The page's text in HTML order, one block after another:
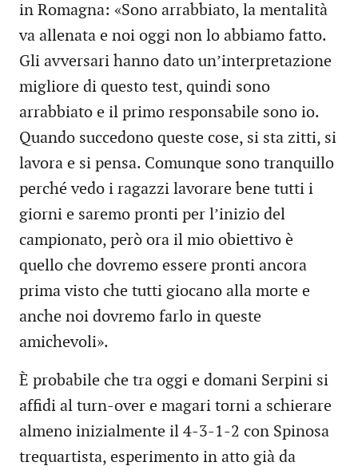
in Romagna: «Sono arrabbiato, la mentalità
va allenata e noi oggi non lo abbiamo fatto.
Gli avversari hanno dato un’interpretazione
migliore di questo test, quindi sono
arrabbiato e il primo responsabile sono io.
Quando succedono queste cose, si sta zitti, si
lavora e si pensa. Comunque sono tranquillo
perché vedo i ragazzi lavorare bene tutti i
giorni e saremo pronti per l’inizio del
campionato, però ora il mio obiettivo è
quello che dovremo essere pronti ancora
prima visto che tutti giocano alla morte e
anche noi dovremo farlo in queste
amichevoli».
È probabile che tra oggi e domani Serpini si
affidi al turn-over e magari torni a schierare
almeno inizialmente il 4-3-1-2 con Spinosa
trequartista, esperimento in atto già da